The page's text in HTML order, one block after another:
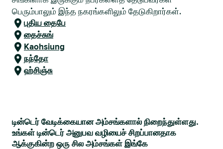
பெரும்பாலும் இந்த நகரங்களிலும் தேடுகிறார்கள்.
புதிய தைபே
தைச்சுங்
Kaohsiung
நந்தோ
ஹ்சிஞ்சு
டின்டெர் வேடிக்கையான அம்சங்களால் நிறைந்துள்ளது.
உங்கள் டின்டெர் அனுபவ வழியைச் சிறப்பானதாக
ஆக்குகின்ற ஒரு சில அம்சங்கள் இங்கே